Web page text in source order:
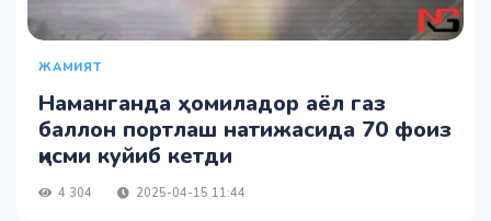
ЖАМИЯТ
Наманганда ҳомиладор аёл газ
баллон портлаш натижасида 70 фоиз
қисми куйиб кетди
4 304 2025-04-15 11:44